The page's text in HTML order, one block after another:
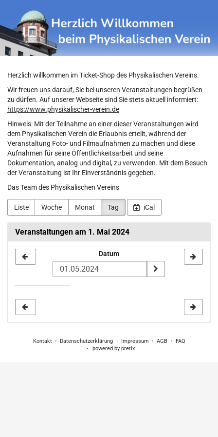
Haupt-
Inhalt
springen
Physikalischer
Verein
Herzlich willkommen im Ticket-Shop des Physikalischen Vereins.
Wir freuen uns darauf, Sie bei unseren Veranstaltungen begrüßen
zu dürfen. Auf unserer Webseite sind Sie stets aktuell informiert:
https://www.physikalischer-verein.de
Hinweis: Mit der Teilnahme an einer dieser Veranstaltungen wird
dem Physikalischen Verein die Erlaubnis erteilt, während der
Veranstaltung Foto- und Filmaufnahmen zu machen und diese
Aufnahmen für seine Öffentlichkeitsarbeit und seine
Dokumentation, analog und digital, zu verwenden. Mit dem Besuch
der Veranstaltung ist Ihr Einverständnis gegeben.
Das Team des Physikalischen Vereins
Liste Woche Monat Tag iCal
Veranstaltungen am 1. Mai 2024
zur
Anzeige
Datum
Kontakt Datenschutzerklärung Impressum AGB
FAQ
powered by pretix